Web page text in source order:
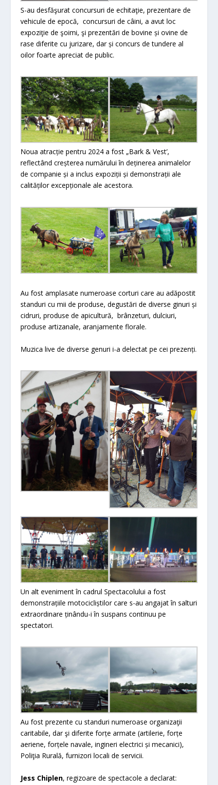
S-au desfăşurat concursuri de echitaţie, prezentare de
vehicule de epocă, concursuri de câini, a avut loc
expoziţie de şoimi, şi prezentări de bovine și ovine de
rase diferite cu jurizare, dar și concurs de tundere al
oilor foarte apreciat de public.
Noua atracție pentru 2024 a fost „Bark & Vest’,
reflectând creșterea numărului în deținerea animalelor
de companie și a inclus expoziții și demonstrații ale
calităților excepționale ale acestora.
Au fost amplasate numeroase corturi care au adăpostit
standuri cu mii de produse, degustări de diverse ginuri și
cidruri, produse de apicultură, brânzeturi, dulciuri,
produse artizanale, aranjamente florale.
Muzica live de diverse genuri i-a delectat pe cei prezenți.
Un alt eveniment în cadrul Spectacolului a fost
demonstrațiile motocicliștilor care s-au angajat în salturi
extraordinare ținându-i în suspans continuu pe
spectatori.
Au fost prezente cu standuri numeroase organizaţii
caritabile, dar şi diferite forțe armate (artilerie, forțe
aeriene, forțele navale, ingineri electrici și mecanici),
Poliţia Rurală, furnizori locali de servicii.
Jess Chiplen, regizoare de spectacole a declarat: